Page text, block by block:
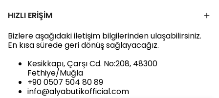
HIZLI ERİŞİM
Bizlere aşağıdaki iletişim bilgilerinden ulaşabilirsiniz.
En kısa sürede geri dönüş sağlayacağız.
Kesikkapı, Çarşı Cd. No:208, 48300
Fethiye/Muğla
+90 0507 504 80 89
info@alyabutikofficial.com